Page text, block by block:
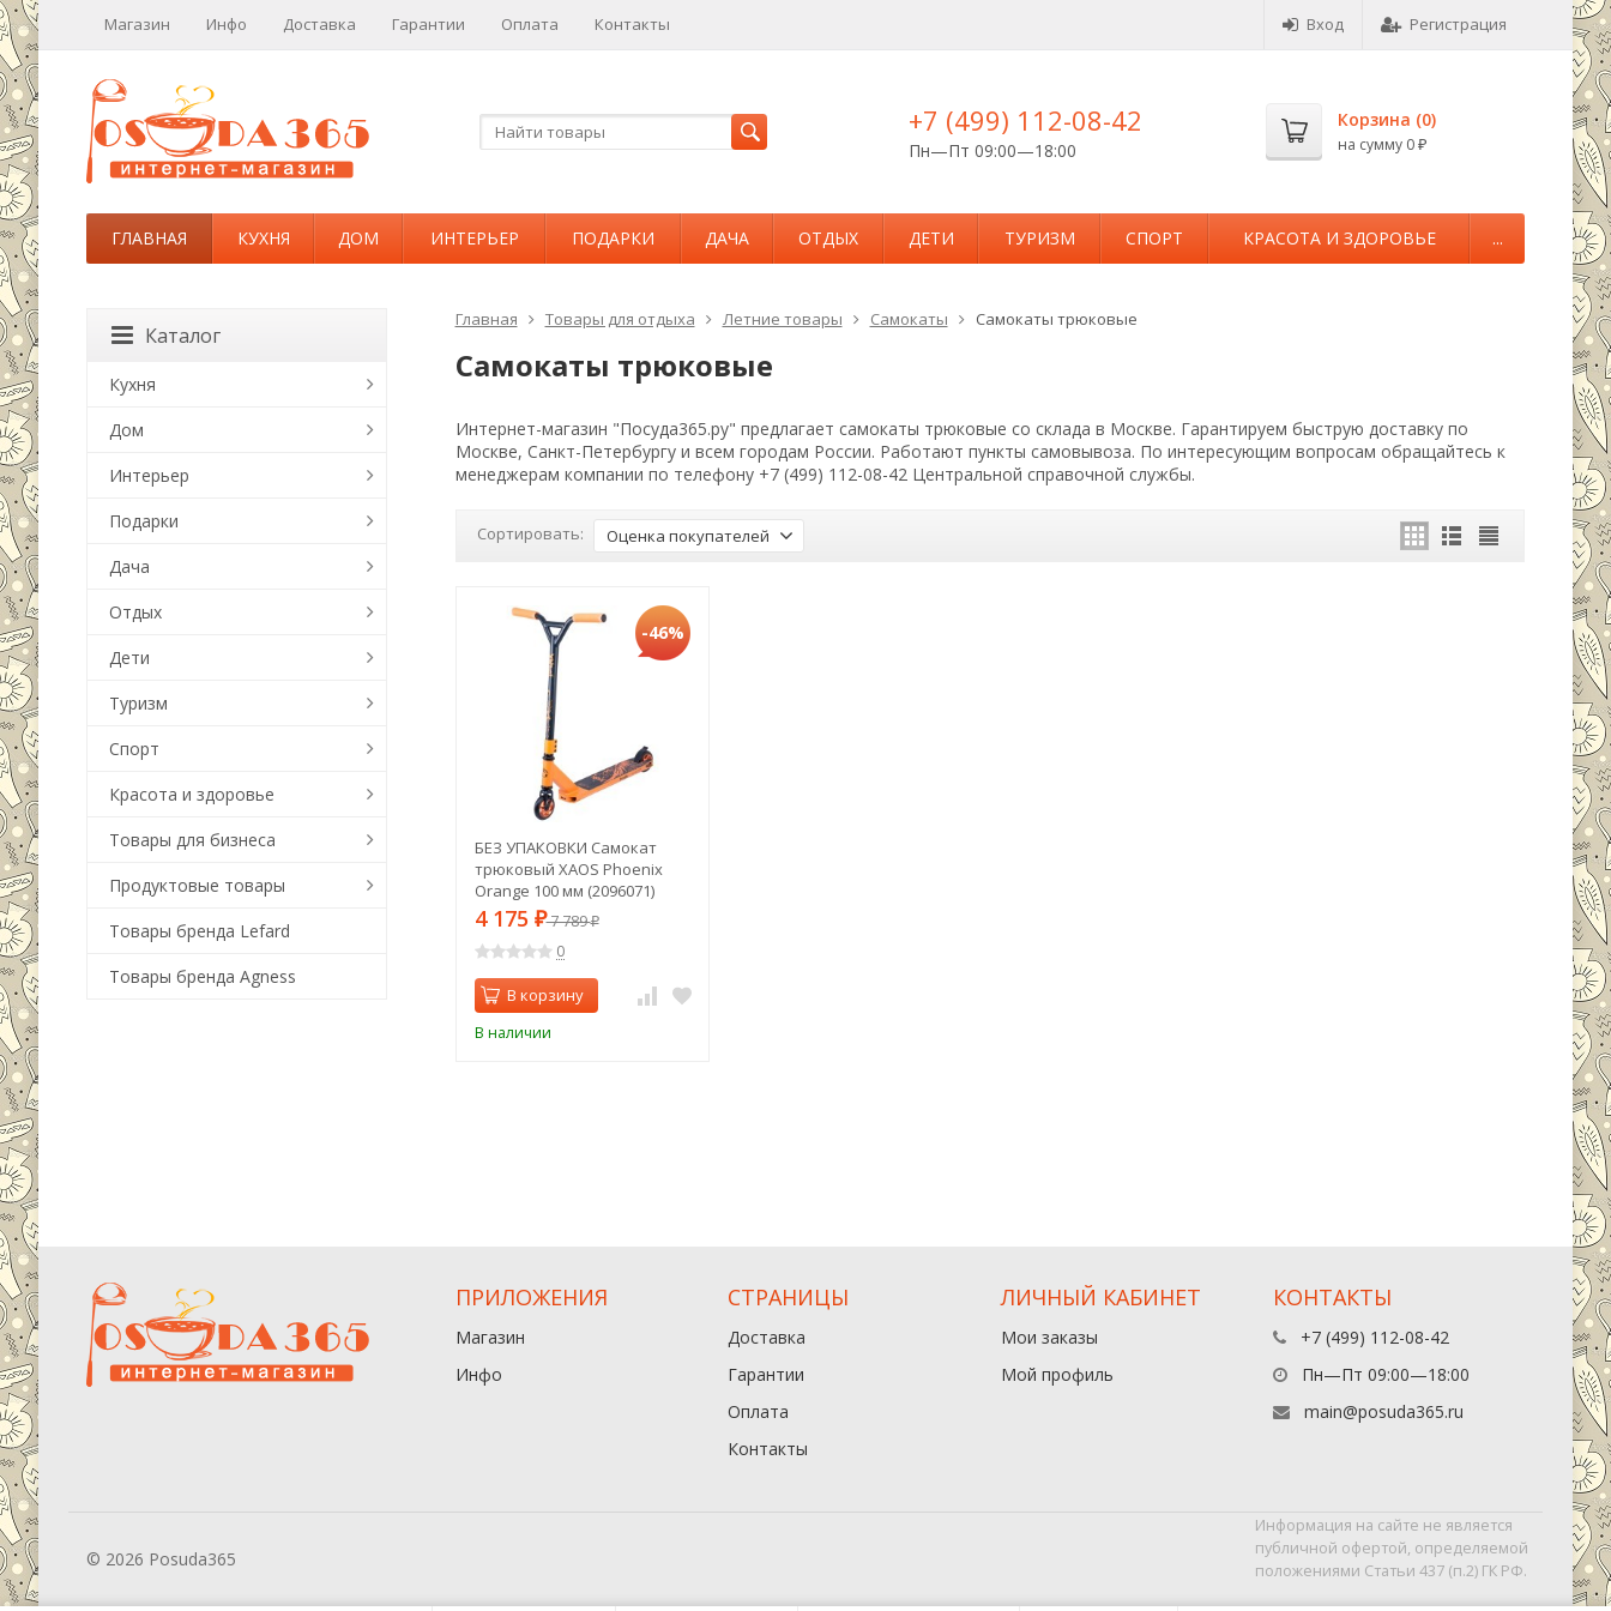
Магазин Инфо Доставка Гарантии Оплата Контакты Вход Регистрация
+7 (499) 112-08-42
Пн—Пт 09:00—18:00
Корзина (0)
на сумму 0 ₽
ГЛАВНАЯ КУХНЯ ДОМ ИНТЕРЬЕР ПОДАРКИ ДАЧА ОТДЫХ ДЕТИ ТУРИЗМ СПОРТ КРАСОТА И ЗДОРОВЬЕ ...
Главная Товары для отдыха Летние товары Самокаты Самокаты трюковые
Самокаты трюковые
Интернет-магазин "Посуда365.ру" предлагает самокаты трюковые со склада в Москве. Гарантируем быструю доставку по
Москве, Санкт-Петербургу и всем городам России. Работают пункты самовывоза. По интересующим вопросам обращайтесь к
менеджерам компании по телефону +7 (499) 112-08-42 Центральной справочной службы.
Сортировать: Оценка покупателей
-46%
БЕЗ УПАКОВКИ Самокат
трюковый XAOS Phoenix
Orange 100 мм (2096071)
4 175 ₽7 789₽
0
В корзину
В наличии
Каталог
Кухня
Дом
Интерьер
Подарки
Дача
Отдых
Дети
Туризм
Спорт
Красота и здоровье
Товары для бизнеса
Продуктовые товары
Товары бренда Lefard
Товары бренда Agness
ПРИЛОЖЕНИЯ
Магазин
Инфо
СТРАНИЦЫ
Доставка
Гарантии
Оплата
Контакты
ЛИЧНЫЙ КАБИНЕТ
Мои заказы
Мой профиль
КОНТАКТЫ
+7 (499) 112-08-42
Пн—Пт 09:00—18:00
main@posuda365.ru
© 2026 Posuda365
Информация на сайте не является
публичной офертой, определяемой
положениями Статьи 437 (п.2) ГК РФ.